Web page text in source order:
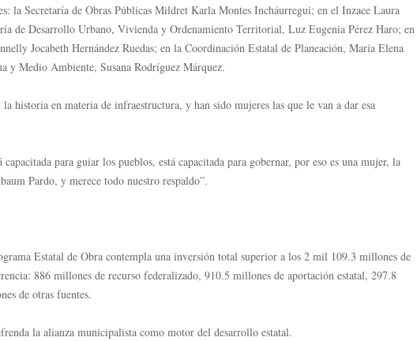
la Secretaría de Obras Públicas Mildret Karla Montes Incháurregui; en el Inzace Laura
de Desarrollo Urbano, Vivienda y Ordenamiento Territorial, Luz Eugenia Pérez Haro; en
Jocabeth Hernández Ruedas; en la Coordinación Estatal de Planeación, María Elena
y Medio Ambiente, Susana Rodríguez Márquez.
historia en materia de infraestructura, y han sido mujeres las que le van a dar esa
para guiar los pueblos, está capacitada para gobernar, por eso es una mujer, la
Pardo, y merece todo nuestro respaldo”.
Estatal de Obra contempla una inversión total superior a los 2 mil 109.3 millones de
886 millones de recurso federalizado, 910.5 millones de aportación estatal, 297.8
de otras fuentes.
la alianza municipalista como motor del desarrollo estatal.